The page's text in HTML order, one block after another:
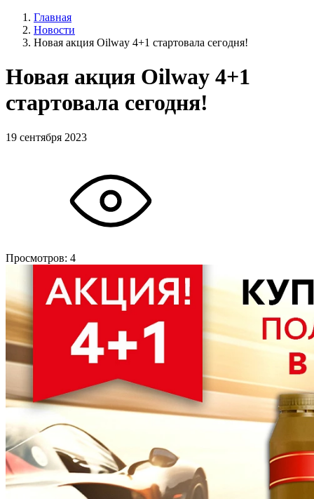
Главная
Новости
Новая акция Oilway 4+1 стартовала сегодня!
Новая акция Oilway 4+1
стартовала сегодня!
19 сентября 2023
Просмотров: 4